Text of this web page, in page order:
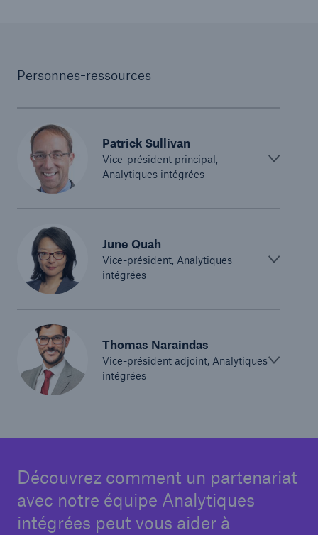
Personnes-ressources
Patrick Sullivan
Vice-président principal,
Analytiques intégrées
June Quah
Vice-président, Analytiques
intégrées
Thomas Naraindas
Vice-président adjoint, Analytiques
intégrées
Découvrez comment un partenariat
avec notre équipe Analytiques
intégrées peut vous aider à